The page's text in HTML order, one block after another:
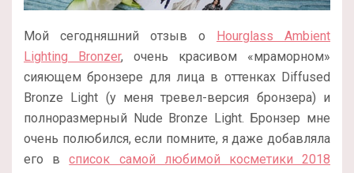
Мой сегодняшний отзыв о Hourglass Ambient
Lighting Bronzer, очень красивом «мраморном»
сияющем бронзере для лица в оттенках Diffused
Bronze Light (у меня тревел-версия бронзера) и
полноразмерный Nude Bronze Light. Бронзер мне
очень полюбился, если помните, я даже добавляла
его всписок самой любимой косметики 2018